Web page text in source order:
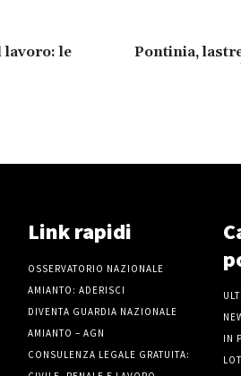
lavoro: le
Pontinia,
Link rapidi
OSSERVATORIO NAZIONALE
AMIANTO: ADERISCI
DIVENTA GUARDIA NAZIONALE
AMIANTO – AGN
CONSULENZA LEGALE GRATUITA:
IN